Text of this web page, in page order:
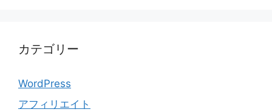
カテゴリー
WordPress
アフィリエイト